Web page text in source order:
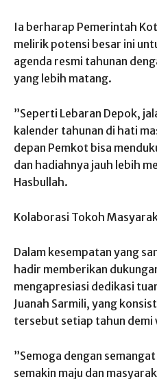
​Ia berharap Pemerintah
melirik potensi besar ini
agenda resmi tahunan
yang lebih matang.
​”Seperti Lebaran Depok,
kalender tahunan di hati
depan Pemkot bisa
dan hadiahnya jauh lebih
Hasbullah.
​Kolaborasi Tokoh
​Dalam kesempatan yang
hadir memberikan
mengapresiasi dedikasi
Juanah Sarmili, yang
tersebut setiap tahun demi
​”Semoga dengan
semakin maju dan